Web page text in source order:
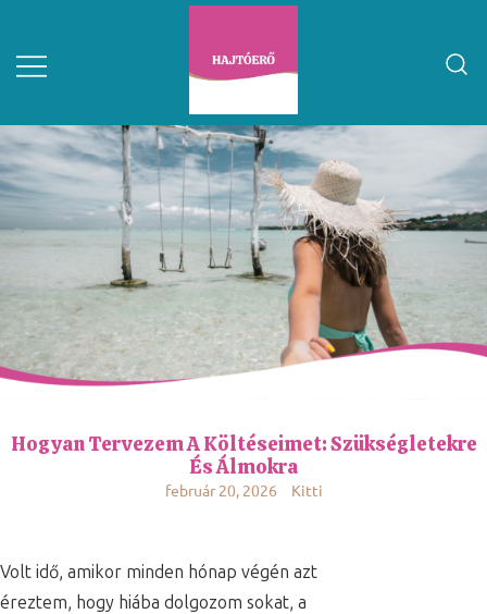
Hogyan Tervezem A Költéseimet: Szükségletekre
És Álmokra
február 20, 2026 Kitti
Volt idő, amikor minden hónap végén azt
éreztem, hogy hiába dolgozom sokat, a